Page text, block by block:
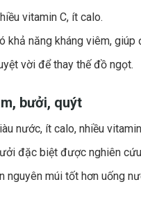
vitamin C, ít calo.
khả năng kháng viêm,
vời để thay thế đồ ngọt.
bưởi, quýt
nước, ít calo, nhiều
đặc biệt được nghiên
nguyên múi tốt hơn uống